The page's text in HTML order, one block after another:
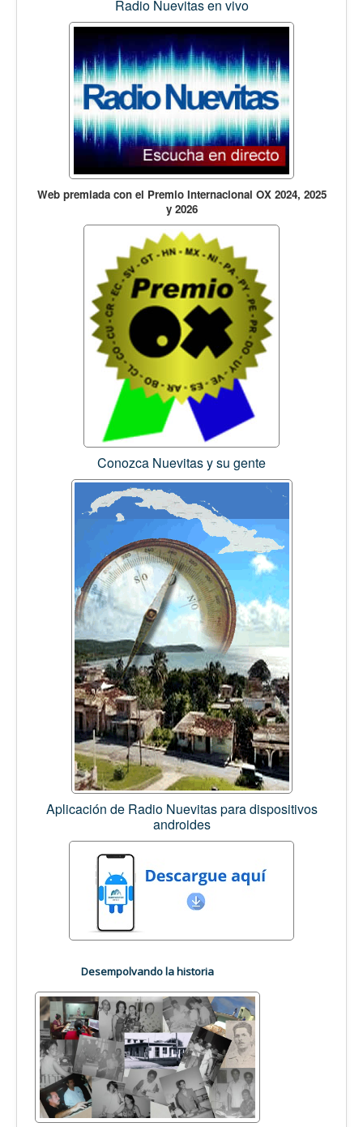
Radio Nuevitas en vivo
Web premiada con el Premio Internacional OX 2024, 2025
y 2026
Conozca Nuevitas y su gente
Aplicación de Radio Nuevitas para dispositivos
androides
Desempolvando la historia